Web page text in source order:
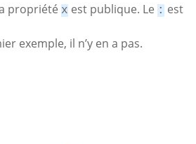
propriété x est publique. Le : est
exemple, il n’y en a pas.